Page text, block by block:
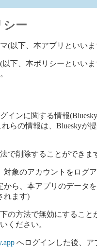
シー
(以下、本アプリといい
下、本ポリシーといい
インに関する情報
らの情報は、Blueskyが
で削除することができま
象のアカウントをログア
から、本アプリのデータ
れます)
の方法で無効にするこ
ください。
へログインした後、ア